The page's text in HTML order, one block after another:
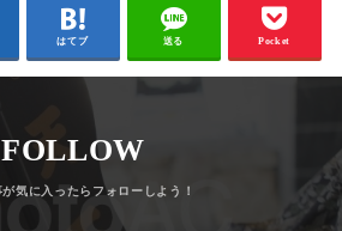
はてブ 送る Pocket
FOLLOW